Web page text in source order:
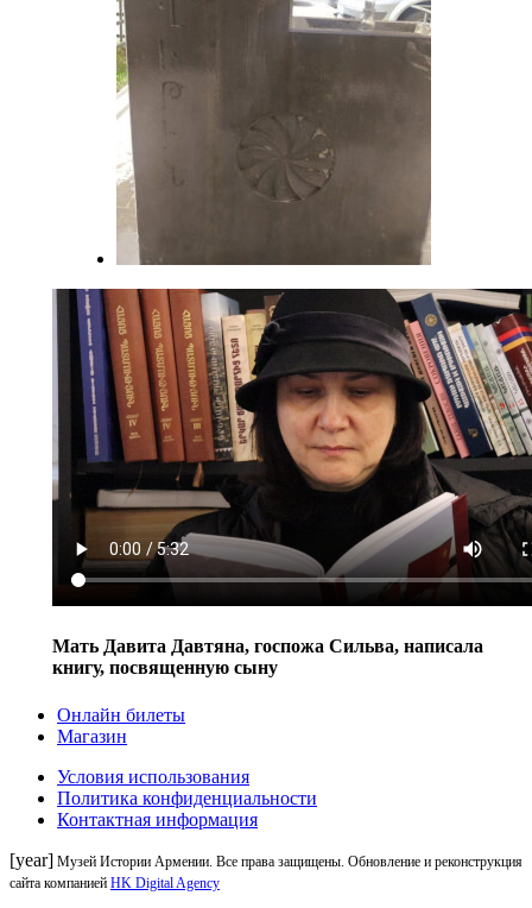
Мать Давита Давтяна, госпожа Сильва, написала
книгу, посвященную сыну
Онлайн билеты
Магазин
Условия использования
Политика конфиденциальности
Контактная информация
[year] Музей Истории Армении. Все права защищены. Обновление и реконструкция
сайта компанией HK Digital Agency